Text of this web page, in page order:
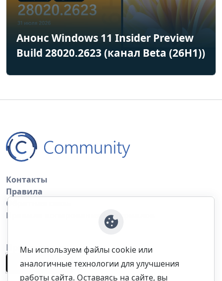
Анонс Windows 11 Insider Preview
Build 28020.2623 (канал Beta (26H1))
Контакты
Правила
Обратная связь
Правила копирования материалов
Приложение
Мы используем файлы cookie или
аналогичные технологии для улучшения
работы сайта. Оставаясь на сайте, вы